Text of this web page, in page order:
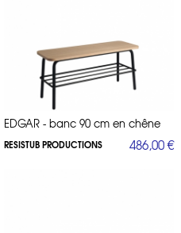
EDGAR - banc 90 cm en chêne
RESISTUB PRODUCTIONS 486,00 €